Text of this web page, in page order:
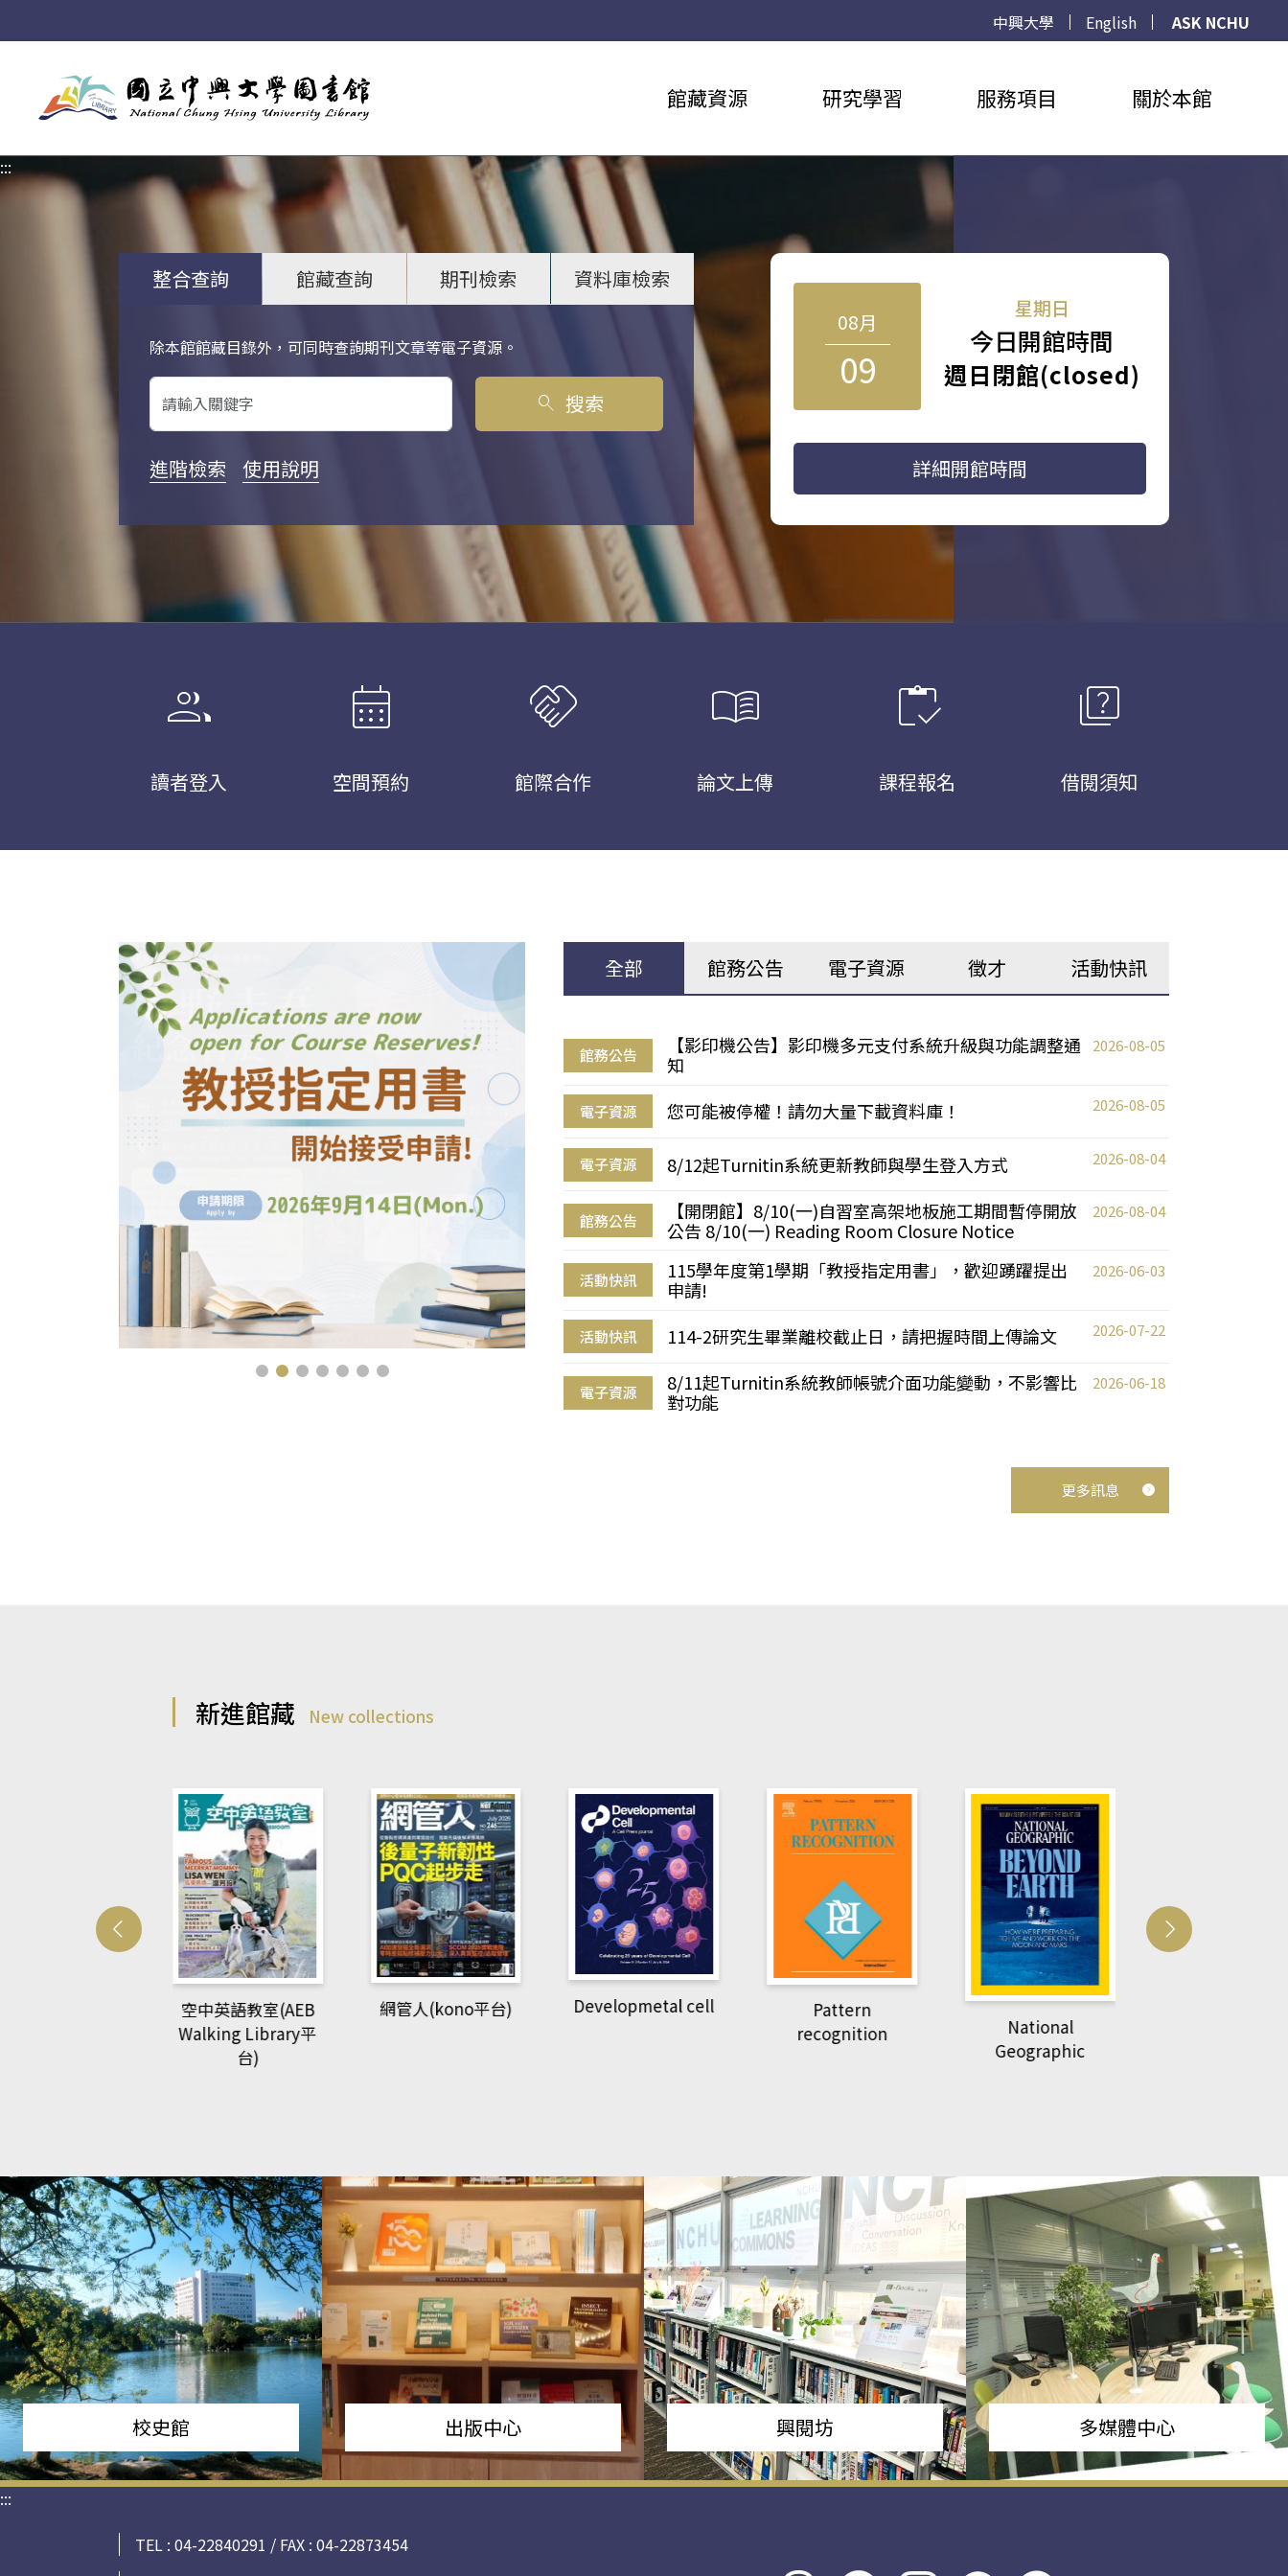
中興大學 English
ASK NCHU
館藏資源 研究學習 服務項目 關於本館
:::
整合查詢 館藏查詢 期刊檢索 資料庫檢索
除本館館藏目錄外，可同時查詢期刊文章等電子資源。
關鍵字搜尋
search 搜索
進階檢索 使用說明
08月
09
星期日
今日開館時間
週日閉館(closed)
詳細開館時間
group
讀者登入
calendar_month
空間預約
handshake
館際合作
menu_book
論文上傳
inventory
課程報名
quiz
借閱須知
全部 館務公告 電子資源 徵才 活動快訊
館務公告
【影印機公告】影印機多元支付系統升級與功能調整通
知
2026-08-05
電子資源 您可能被停權！請勿大量下載資料庫！ 2026-08-05
電子資源 8/12起Turnitin系統更新教師與學生登入方式 2026-08-04
館務公告
【開閉館】8/10(一)自習室高架地板施工期間暫停開放
公告 8/10(一) Reading Room Closure Notice
2026-08-04
活動快訊
115學年度第1學期「教授指定用書」，歡迎踴躍提出
申請!
2026-06-03
活動快訊 114-2研究生畢業離校截止日，請把握時間上傳論文 2026-07-22
電子資源
8/11起Turnitin系統教師帳號介面功能變動，不影響比
對功能
2026-06-18
更多訊息
新進館藏 New collections
網管人(kono平台) Developmetal cell
Pattern
National
Geographic
Harvard Business
Review
校史館 出版中心 興閱坊 多媒體中心
:::
TEL : 04-22840291 / FAX : 04-22873454